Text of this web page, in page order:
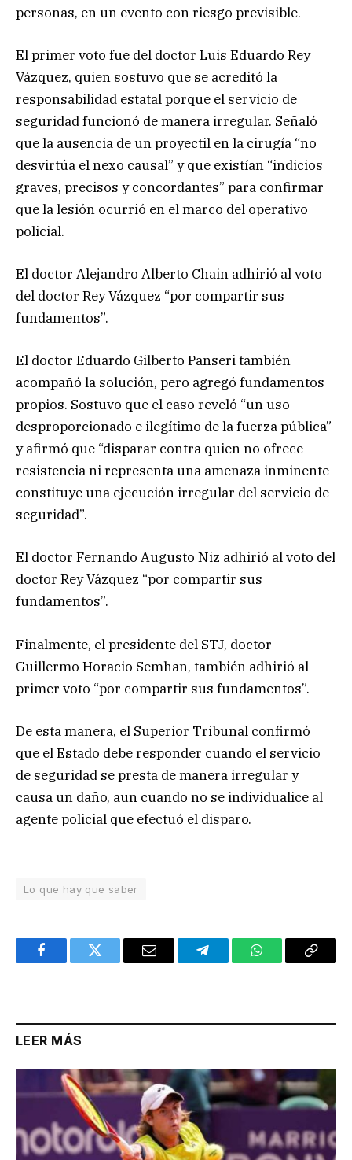
personas, en un evento con riesgo previsible.
El primer voto fue del doctor Luis Eduardo Rey
Vázquez, quien sostuvo que se acreditó la
responsabilidad estatal porque el servicio de
seguridad funcionó de manera irregular. Señaló
que la ausencia de un proyectil en la cirugía “no
desvirtúa el nexo causal” y que existían “indicios
graves, precisos y concordantes” para confirmar
que la lesión ocurrió en el marco del operativo
policial.
El doctor Alejandro Alberto Chain adhirió al voto
del doctor Rey Vázquez “por compartir sus
fundamentos”.
El doctor Eduardo Gilberto Panseri también
acompañó la solución, pero agregó fundamentos
propios. Sostuvo que el caso reveló “un uso
desproporcionado e ilegítimo de la fuerza pública”
y afirmó que “disparar contra quien no ofrece
resistencia ni representa una amenaza inminente
constituye una ejecución irregular del servicio de
seguridad”.
El doctor Fernando Augusto Niz adhirió al voto del
doctor Rey Vázquez “por compartir sus
fundamentos”.
Finalmente, el presidente del STJ, doctor
Guillermo Horacio Semhan, también adhirió al
primer voto “por compartir sus fundamentos”.
De esta manera, el Superior Tribunal confirmó
que el Estado debe responder cuando el servicio
de seguridad se presta de manera irregular y
causa un daño, aun cuando no se individualice al
agente policial que efectuó el disparo.
Lo que hay que saber
FacebookTwitter Email TelegramWhatsAppCopy
LEER MÁS